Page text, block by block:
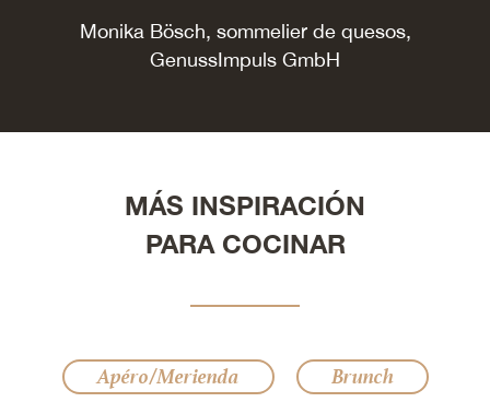
Monika Bösch, sommelier de quesos,
GenussImpuls GmbH
MÁS INSPIRACIÓN
PARA COCINAR
Apéro/Merienda
Brunch